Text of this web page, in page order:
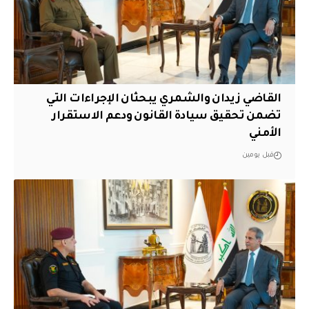
القاضي زيدان والشمري يبحثان الإجراءات التي
تضمن تحقيق سيادة القانون ودعم الاستقرار
الأمني
قبل يومين